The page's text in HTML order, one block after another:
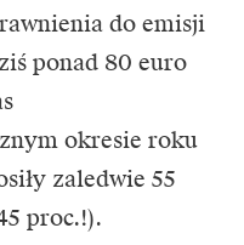
do emisji
ponad 80 euro
okresie roku
zaledwie 55
proc.!).